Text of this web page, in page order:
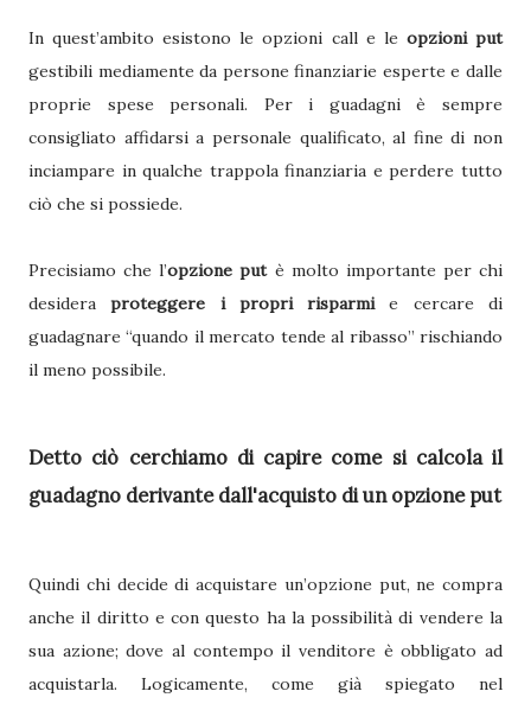
In quest’ambito esistono le opzioni call e le opzioni put
gestibili mediamente da persone finanziarie esperte e dalle
proprie spese personali. Per i guadagni è sempre
consigliato affidarsi a personale qualificato, al fine di non
inciampare in qualche trappola finanziaria e perdere tutto
ciò che si possiede.
Precisiamo che l’opzione putè molto importante per chi
desideraproteggere i propri risparmie cercare di
guadagnare “quando il mercato tende al ribasso” rischiando
il meno possibile.
Detto ciò cerchiamo di capire come si calcola il
guadagno derivante dall'acquisto di un opzione put
Quindi chi decide di acquistare un’opzione put, ne compra
anche il diritto e con questo ha la possibilità di vendere la
sua azione; dove al contempo il venditore è obbligato ad
acquistarla. Logicamente, come già spiegato nel